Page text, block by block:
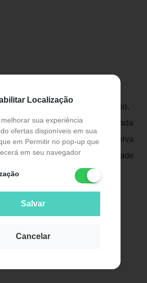
Localização
sua experiência
ofertas disponíveis em sua
em Permitir no pop-up que
em seu navegador
Salvar
Cancelar
Produto
É Um Snack Saudável de Bolso,
Farinha de Trigo Integral Elaborada
Jasmine, Processo Que Preserva
de Trigo e Mantém a Integridade
Extremamente Saboroso!